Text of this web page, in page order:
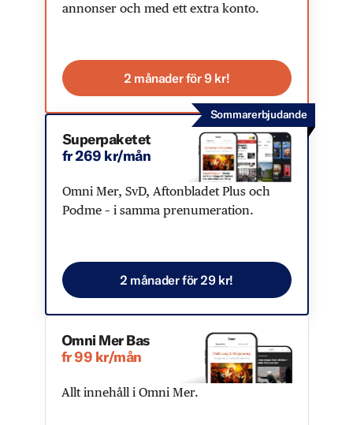
annonser och med ett extra konto.
2 månader för 9 kr!
Sommarerbjudande
Superpaketet
fr 269 kr/mån
Omni Mer, SvD, Aftonbladet Plus och
Podme – i samma prenumeration.
2 månader för 29 kr!
Omni Mer Bas
fr 99 kr/mån
Allt innehåll i Omni Mer.